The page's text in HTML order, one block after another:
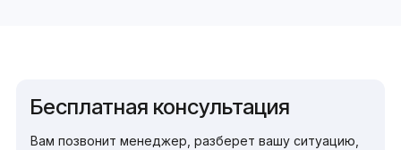
Бесплатная консультация
Вам позвонит менеджер, разберет вашу ситуацию,